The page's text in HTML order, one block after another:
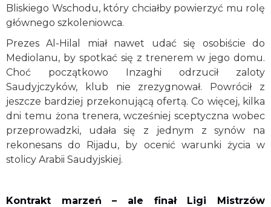
Bliskiego Wschodu, który chciałby powierzyć mu rolę
głównego szkoleniowca.
Prezes Al-Hilal miał nawet udać się osobiście do
Mediolanu, by spotkać się z trenerem w jego domu.
Choć początkowo Inzaghi odrzucił zaloty
Saudyjczyków, klub nie zrezygnował. Powrócił z
jeszcze bardziej przekonującą ofertą. Co więcej, kilka
dni temu żona trenera, wcześniej sceptyczna wobec
przeprowadzki, udała się z jednym z synów na
rekonesans do Rijadu, by ocenić warunki życia w
stolicy Arabii Saudyjskiej.
Kontrakt marzeń – ale finał Ligi Mistrzów